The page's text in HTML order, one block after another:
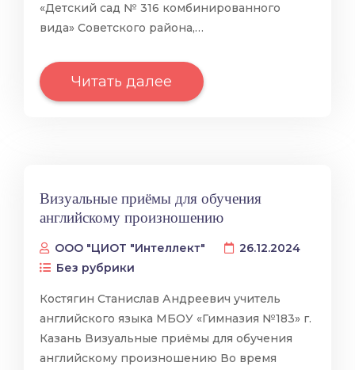
«Детский сад № 316 комбинированного
вида» Советского района,…
Читать далее
Визуальные приёмы для обучения
английскому произношению
ООО "ЦИОТ "Интеллект"
26.12.2024
Без рубрики
Костягин Станислав Андреевич учитель
английского языка МБОУ «Гимназия №183» г.
Казань Визуальные приёмы для обучения
английскому произношению Во время